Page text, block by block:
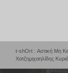
t-shOrt : Αστική Μη
Χατζημιχαηλίδης